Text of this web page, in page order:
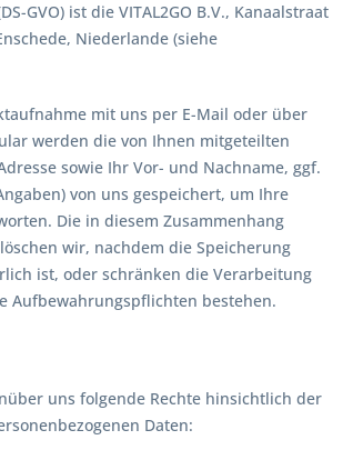
GVO) ist die VITAL2GO B.V., Kanaalstraat
Niederlande (siehe
mit uns per E-Mail oder über
werden die von Ihnen mitgeteilten
sowie Ihr Vor- und Nachname, ggf.
von uns gespeichert, um Ihre
Die in diesem Zusammenhang
wir, nachdem die Speicherung
ist, oder schränken die Verarbeitung
Aufbewahrungspflichten bestehen.
uns folgende Rechte hinsichtlich der
Daten: